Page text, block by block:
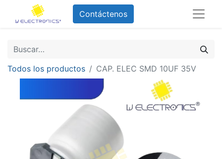
Contáctenos
Todos los productos CAP. ELEC SMD 10UF 35V